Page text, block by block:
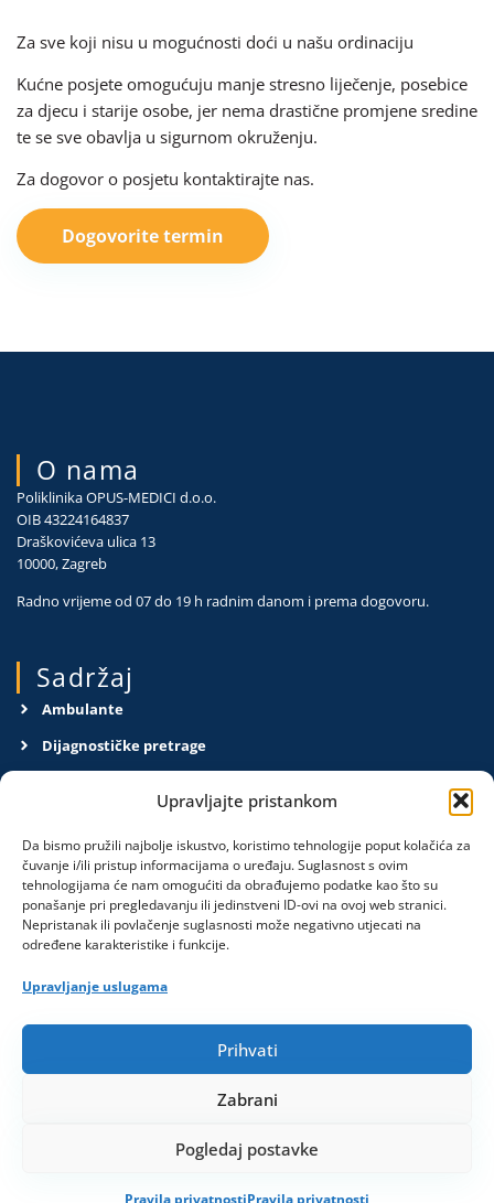
Upravljajte pristankom
Da bismo pružili najbolje iskustvo, koristimo tehnologije poput kolačića za
čuvanje i/ili pristup informacijama o uređaju. Suglasnost s ovim
tehnologijama će nam omogućiti da obrađujemo podatke kao što su
ponašanje pri pregledavanju ili jedinstveni ID-ovi na ovoj web stranici.
Nepristanak ili povlačenje suglasnosti može negativno utjecati na
određene karakteristike i funkcije.
Upravljanje uslugama
Prihvati
Zabrani
Pogledaj postavke
Pravila privatnostiPravila privatnosti
Za sve koji nisu u mogućnosti doći u našu ordinaciju
Kućne posjete omogućuju manje stresno liječenje, posebice
za djecu i starije osobe, jer nema drastične promjene sredine
te se sve obavlja u sigurnom okruženju.
Za dogovor o posjetu kontaktirajte nas.
Dogovorite termin
O nama
Poliklinika OPUS-MEDICI d.o.o.
OIB 43224164837
Draškovićeva ulica 13
10000, Zagreb
Radno vrijeme od 07 do 19 h radnim danom i prema dogovoru.
Sadržaj
Ambulante
Dijagnostičke pretrage
Pravila privatnosti
Obavijesti
Pošalji
Društvene mreže